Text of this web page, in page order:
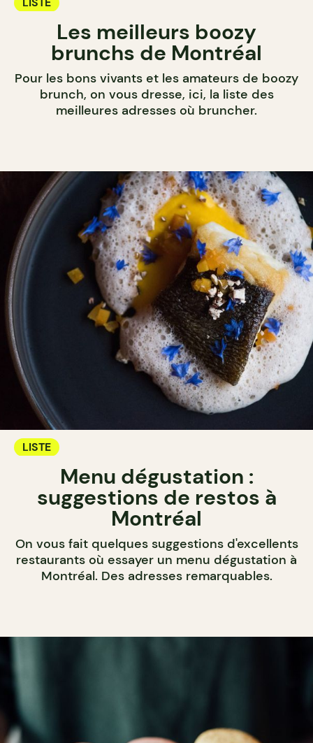
Les meilleurs boozy
brunchs de Montréal
Pour les bons vivants et les amateurs de boozy
brunch, on vous dresse, ici, la liste des
meilleures adresses où bruncher.
LISTE
Menu dégustation :
suggestions de restos à
Montréal
On vous fait quelques suggestions d'excellents
restaurants où essayer un menu dégustation à
Montréal. Des adresses remarquables.